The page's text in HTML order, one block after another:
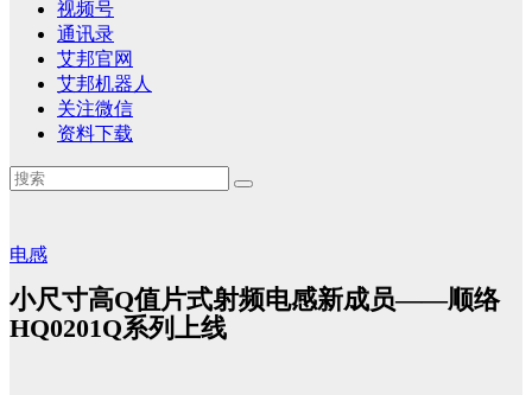
视频号
通讯录
艾邦官网
艾邦机器人
关注微信
资料下载
电感
小尺寸高Q值片式射频电感新成员——顺络
HQ0201Q系列上线